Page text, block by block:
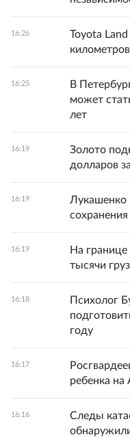
16:26
Toyota
16:25
В
может
лет
16:19
Золото
долларов
16:19
Лукашенко
16:19
На
тысячи
16:18
Психолог
году
16:17
ребенка на
16:16
Следы